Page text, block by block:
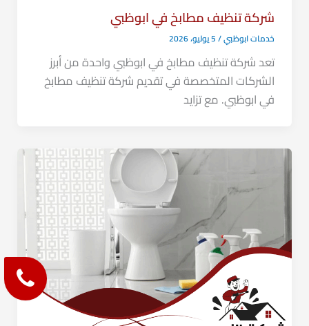
شركة تنظيف مطابخ في ابوظبي
خدمات ابوظبي/5 يوليو، 2026
تعد شركة تنظيف مطابخ في ابوظبي واحدة من أبرز
الشركات المتخصصة في تقديم شركة تنظيف مطابخ
في ابوظبي. مع تزايد